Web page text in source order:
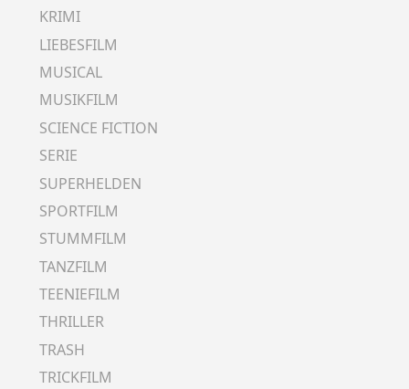
KRIMI
LIEBESFILM
MUSICAL
MUSIKFILM
SCIENCE FICTION
SERIE
SUPERHELDEN
SPORTFILM
STUMMFILM
TANZFILM
TEENIEFILM
THRILLER
TRASH
TRICKFILM